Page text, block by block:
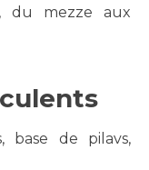
du mezze aux
base de pilavs,